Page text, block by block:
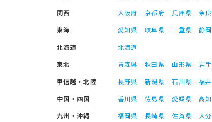
関西
大阪府 京都府 兵庫県 奈
東海
愛知県 岐阜県 三重県
静
北海道
北海道
東北
青森県 秋田県 山形県 岩
甲信越・北陸
長野県 新潟県 石川県 福
中国・四国
香川県 徳島県 愛媛県 高
九州・沖縄
福岡県 長崎県 佐賀県 大